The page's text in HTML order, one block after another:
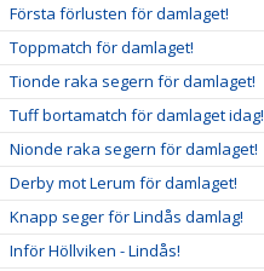
Första förlusten för damlaget!
Toppmatch för damlaget!
Tionde raka segern för damlaget!
Tuff bortamatch för damlaget idag!
Nionde raka segern för damlaget!
Derby mot Lerum för damlaget!
Knapp seger för Lindås damlag!
Inför Höllviken - Lindås!